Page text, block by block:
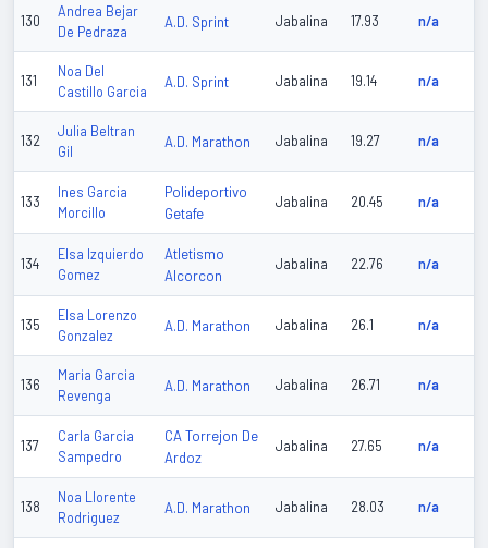
130
Andrea Bejar
De Pedraza
A.D. Sprint Jabalina 17.93 n/a
131
Noa Del
Castillo Garcia
A.D. Sprint Jabalina 19.14 n/a
132
Julia Beltran
Gil
A.D. Marathon Jabalina 19.27 n/a
133
Ines Garcia
Morcillo
Polideportivo
Getafe
Jabalina 20.45 n/a
134
Elsa Izquierdo
Gomez
Atletismo
Alcorcon
Jabalina 22.76 n/a
135
Elsa Lorenzo
Gonzalez
A.D. Marathon Jabalina 26.1 n/a
136
Maria Garcia
Revenga
A.D. Marathon Jabalina 26.71 n/a
137
Carla Garcia
Sampedro
CA Torrejon De
Ardoz
Jabalina 27.65 n/a
138
Noa Llorente
Rodriguez
A.D. Marathon Jabalina 28.03 n/a